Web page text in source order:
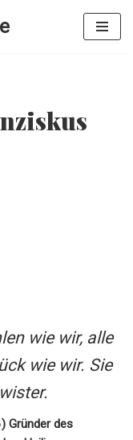
wie wir, alle
wie wir. Sie
Gründer des